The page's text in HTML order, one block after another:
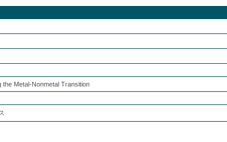
the Metal-Nonmetal Transition